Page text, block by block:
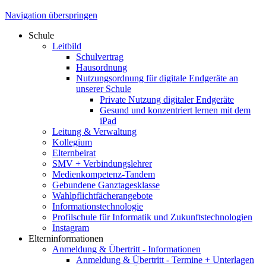
Navigation überspringen
Schule
Leitbild
Schulvertrag
Hausordnung
Nutzungsordnung für digitale Endgeräte an
unserer Schule
Private Nutzung digitaler Endgeräte
Gesund und konzentriert lernen mit dem
iPad
Leitung & Verwaltung
Kollegium
Elternbeirat
SMV + Verbindungslehrer
Medienkompetenz-Tandem
Gebundene Ganztagesklasse
Wahlpflichtfächerangebote
Informationstechnologie
Profilschule für Informatik und Zukunftstechnologien
Instagram
Elterninformationen
Anmeldung & Übertritt - Informationen
Anmeldung & Übertritt - Termine + Unterlagen